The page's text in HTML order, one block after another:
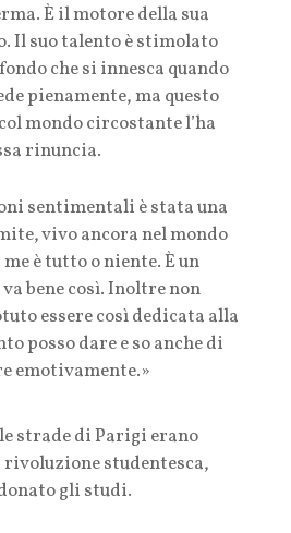
È il motore della sua
Il suo talento è stimolato
che si innesca quando
pienamente, ma questo
mondo circostante l’ha
rinuncia.
sentimentali è stata una
vivo ancora nel mondo
è tutto o niente. È un
bene così. Inoltre non
essere così dedicata alla
posso dare e so anche di
emotivamente.»
strade di Parigi erano
studentesca,
gli studi.